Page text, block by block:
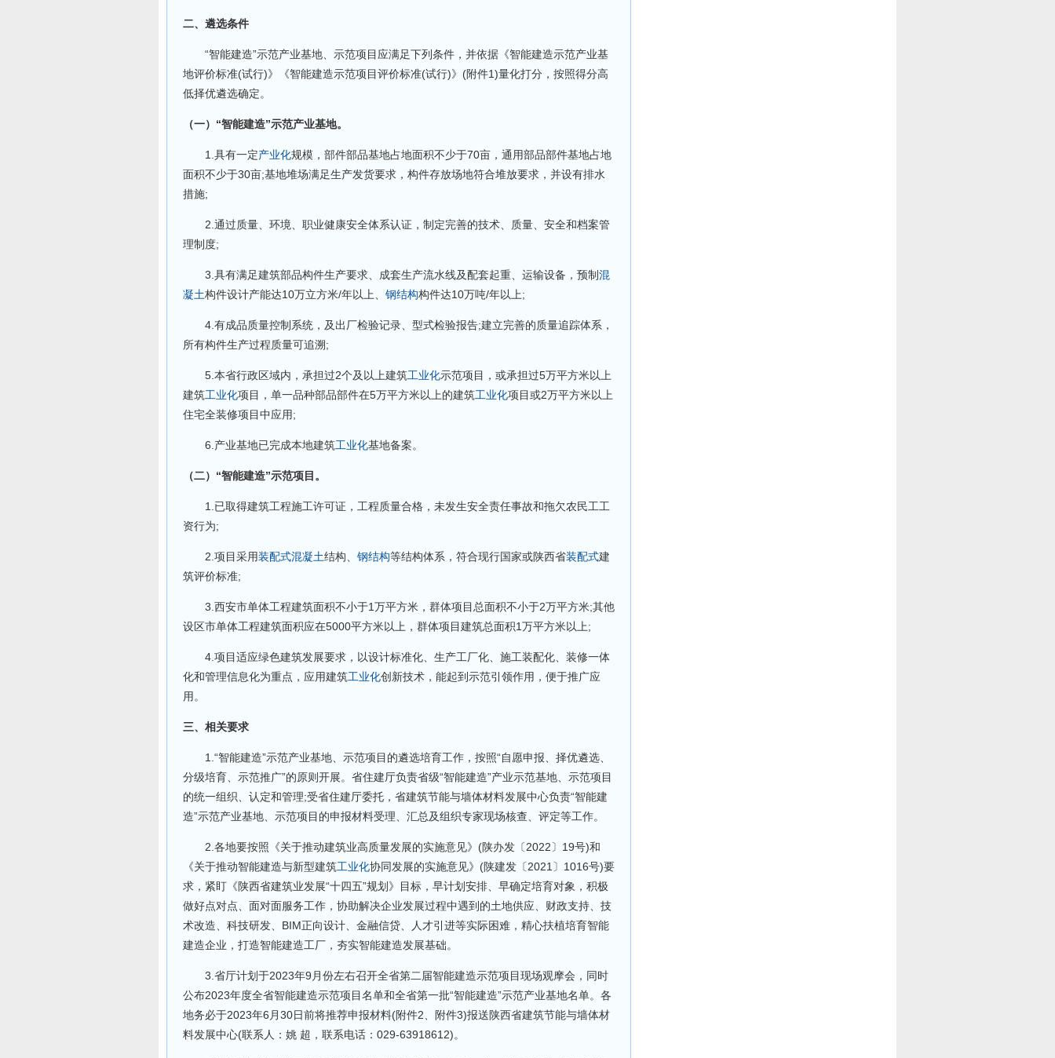
二、遴选条件
“智能建造”示范产业基地、示范项目应满足下列条件，并依据《智能建造示范产业基
地评价标准(试行)》《智能建造示范项目评价标准(试行)》(附件1)量化打分，按照得分高
低择优遴选确定。
（一）“智能建造”示范产业基地。
1.具有一定产业化规模，部件部品基地占地面积不少于70亩，通用部品部件基地占地
面积不少于30亩;基地堆场满足生产发货要求，构件存放场地符合堆放要求，并设有排水
措施;
2.通过质量、环境、职业健康安全体系认证，制定完善的技术、质量、安全和档案管
理制度;
3.具有满足建筑部品构件生产要求、成套生产流水线及配套起重、运输设备，预制混
凝土构件设计产能达10万立方米/年以上、 钢结构构件达10万吨/年以上;
4.有成品质量控制系统，及出厂检验记录、型式检验报告;建立完善的质量追踪体系，
所有构件生产过程质量可追溯;
5.本省行政区域内，承担过2个及以上建筑工业化示范项目，或承担过5万平方米以上
建筑工业化项目，单一品种部品部件在5万平方米以上的建筑工业化项目或2万平方米以上
住宅全装修项目中应用;
6.产业基地已完成本地建筑工业化基地备案。
（二）“智能建造”示范项目。
1.已取得建筑工程施工许可证，工程质量合格，未发生安全责任事故和拖欠农民工工
资行为;
2.项目采用装配式混凝土结构、 钢结构等结构体系，符合现行国家或陕西省装配式建
筑评价标准;
3.西安市单体工程建筑面积不小于1万平方米，群体项目总面积不小于2万平方米;其他
设区市单体工程建筑面积应在5000平方米以上，群体项目建筑总面积1万平方米以上;
4.项目适应绿色建筑发展要求，以设计标准化、生产工厂化、施工装配化、装修一体
化和管理信息化为重点，应用建筑工业化创新技术，能起到示范引领作用，便于推广应
用。
三、相关要求
1.“智能建造”示范产业基地、示范项目的遴选培育工作，按照“自愿申报、择优遴选、
分级培育、示范推广”的原则开展。省住建厅负责省级“智能建造”产业示范基地、示范项目
的统一组织、认定和管理;受省住建厅委托，省建筑节能与墙体材料发展中心负责“智能建
造”示范产业基地、示范项目的申报材料受理、汇总及组织专家现场核查、评定等工作。
2.各地要按照《关于推动建筑业高质量发展的实施意见》(陕办发〔2022〕19号)和
《关于推动智能建造与新型建筑工业化协同发展的实施意见》(陕建发〔2021〕1016号)要
求，紧盯《陕西省建筑业发展“十四五”规划》目标，早计划安排、早确定培育对象，积极
做好点对点、面对面服务工作，协助解决企业发展过程中遇到的土地供应、财政支持、技
术改造、科技研发、BIM正向设计、金融信贷、人才引进等实际困难，精心扶植培育智能
建造企业，打造智能建造工厂，夯实智能建造发展基础。
3.省厅计划于2023年9月份左右召开全省第二届智能建造示范项目现场观摩会，同时
公布2023年度全省智能建造示范项目名单和全省第一批“智能建造”示范产业基地名单。各
地务必于2023年6月30日前将推荐申报材料(附件2、附件3)报送陕西省建筑节能与墙体材
料发展中心(联系人：姚 超，联系电话：029-63918612)。